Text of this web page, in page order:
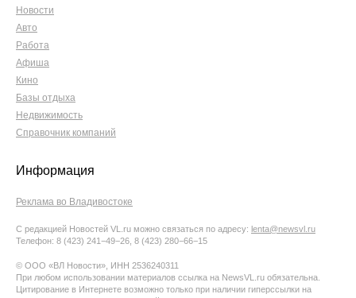
Новости
Авто
Работа
Афиша
Кино
Базы отдыха
Недвижимость
Справочник компаний
Информация
Реклама во Владивостоке
С редакцией Новостей VL.ru можно связаться по адресу: lenta@newsvl.ru
Телефон: 8 (423) 241−49−26, 8 (423) 280−66−15
© ООО «ВЛ Новости», ИНН 2536240311
При любом использовании материалов ссылка на NewsVL.ru обязательна.
Цитирование в Интернете возможно только при наличии гиперссылки на